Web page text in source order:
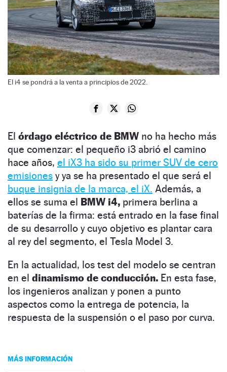
El i4 se pondrá a la venta a principios de 2022.
El órdago eléctrico de BMW no ha hecho más
que comenzar: el pequeño i3 abrió el camino
hace años, el iX3 ha sido su primer SUV de cero
emisiones y ya se ha presentado el que será el
buque insignia de la marca, el iX. Además, a
ellos se suma el BMW i4, primera berlina a
baterías de la firma: está entrado en la fase final
de su desarrollo y cuyo objetivo es plantar cara
al rey del segmento, el Tesla Model 3.
En la actualidad, los test del modelo se centran
en el dinamismo de conducción. En esta fase,
los ingenieros analizan y ponen a punto
aspectos como la entrega de potencia, la
respuesta de la suspensión o el paso por curva.
MÁS INFORMACIÓN